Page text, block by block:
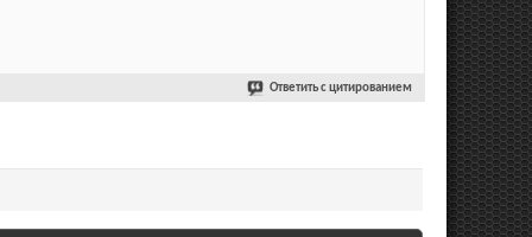
Ответить с цитированием